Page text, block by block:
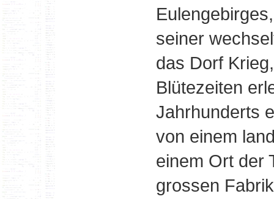
seiner
das Dorf
Blütezeiten
Jahrhunderts
von einem
einem Ort der
grossen